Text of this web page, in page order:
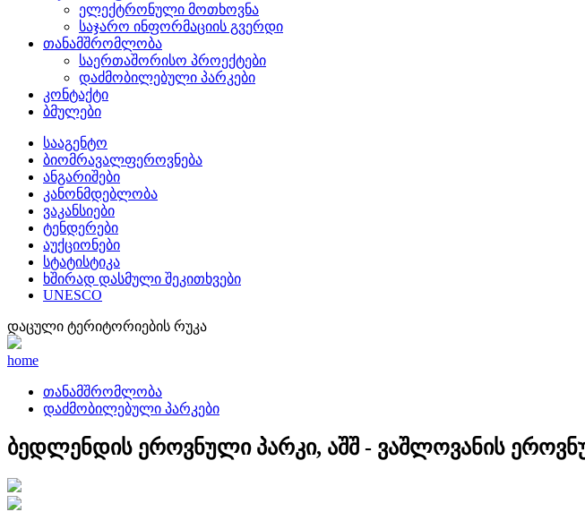
ელექტრონული მოთხოვნა
საჯარო ინფორმაციის გვერდი
თანამშრომლობა
საერთაშორისო პროექტები
დაძმობილებული პარკები
კონტაქტი
ბმულები
სააგენტო
ბიომრავალფეროვნება
ანგარიშები
კანონმდებლობა
ვაკანსიები
ტენდერები
აუქციონები
სტატისტიკა
ხშირად დასმული შეკითხვები
UNESCO
დაცული ტერიტორიების რუკა
home
თანამშრომლობა
დაძმობილებული პარკები
ბედლენდის ეროვნული პარკი, აშშ - ვაშლოვანის